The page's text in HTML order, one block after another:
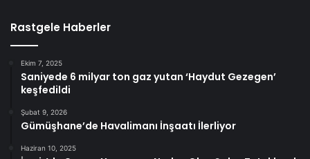
Rastgele Haberler
Ekim 7, 2025
Saniyede 6 milyar ton gaz yutan ‘Haydut Gezegen’
keşfedildi
Şubat 9, 2026
Gümüşhane’de Havalimanı İnşaatı İlerliyor
Haziran 10, 2025